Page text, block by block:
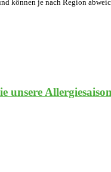
können je nach Region
unsere